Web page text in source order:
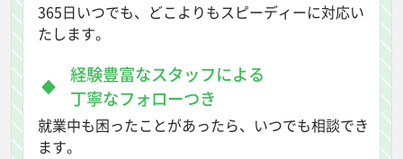
365日いつでも、どこよりもスピーディーに対応い
たします。
経験豊富なスタッフによる
丁寧なフォローつき
就業中も困ったことがあったら、いつでも相談でき
ます。